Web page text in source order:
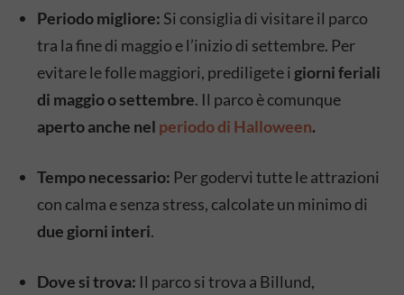
Periodo migliore: Si consiglia di visitare il parco
tra la fine di maggio e l’inizio di settembre. Per
evitare le folle maggiori, prediligete i giorni feriali
di maggio o settembre. Il parco è comunque
aperto anche nel periodo di Halloween.
Tempo necessario: Per godervi tutte le attrazioni
con calma e senza stress, calcolate un minimo di
due giorni interi.
Dove si trova: Il parco si trova a Billund,